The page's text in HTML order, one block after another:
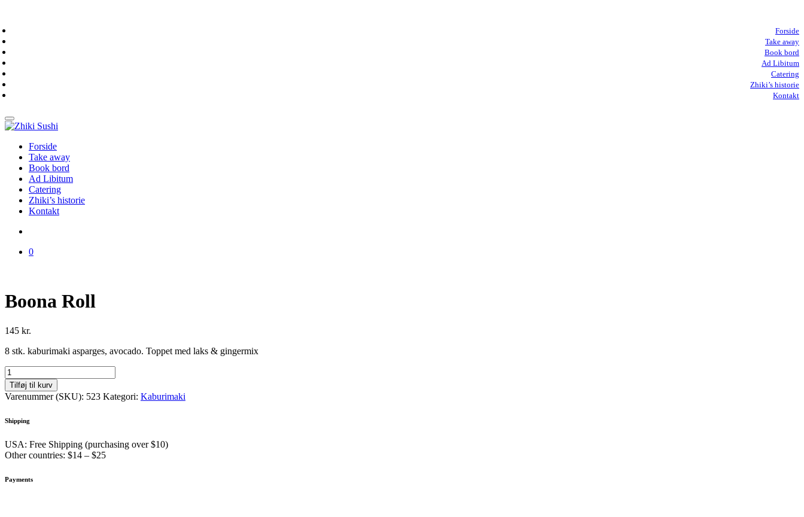
Forside
Take away
Book bord
Ad Libitum
Catering
Zhiki’s historie
Kontakt
Forside
Take away
Book bord
Ad Libitum
Catering
Zhiki’s historie
Kontakt
0
Boona Roll
145 kr.
8 stk. kaburimaki asparges, avocado. Toppet med laks & gingermix
Boona
Roll
antal
Tilføj til kurv
Varenummer (SKU): 523 Kategori: Kaburimaki
Shipping
USA: Free Shipping (purchasing over $10)
Other countries: $14 – $25
Payments